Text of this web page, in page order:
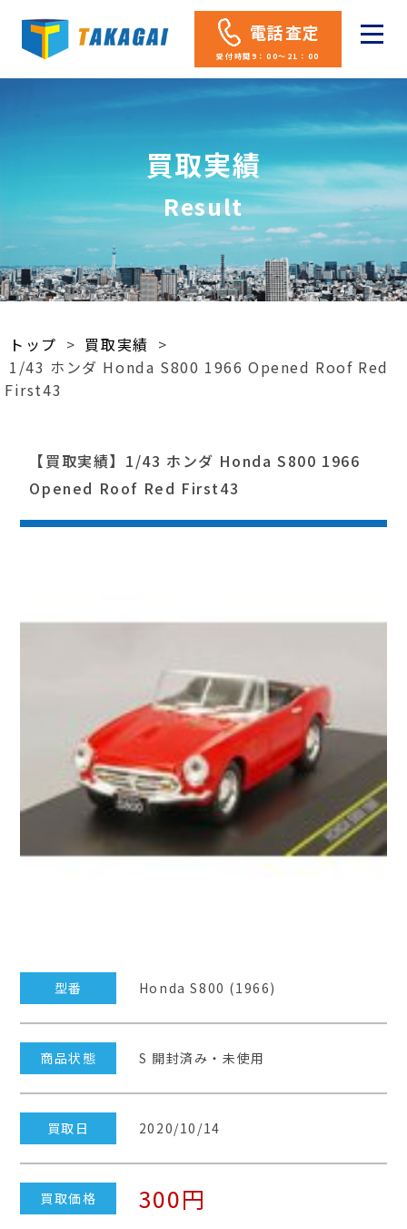
電話査定
受付時間9：00～21：00
買取実績
Result
トップ > 買取実績 >
1/43 ホンダ Honda S800 1966 Opened Roof Red
First43
【買取実績】1/43 ホンダ Honda S800 1966
Opened Roof Red First43
型番 Honda S800 (1966)
商品状態 S 開封済み・未使用
買取日 2020/10/14
買取価格 300円